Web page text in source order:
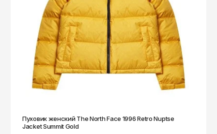
Пуховик женский The North Face 1996 Retro Nuptse
Jacket Summit Gold